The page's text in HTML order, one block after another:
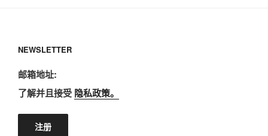
NEWSLETTER
邮箱地址:
了解并且接受 隐私政策。